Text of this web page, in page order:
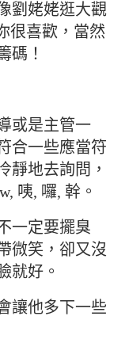
劉姥姥逛大觀
很喜歡，當然
碼！
或是主管一
合一些應當符
靜地去詢問，
咦, 囉, 幹。
一定要擺臭
微笑，卻又沒
就好。
讓他多下一些